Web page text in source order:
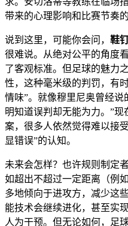
带来的心理影响和比赛节奏的
说到这里，可能你会问，​ 鞋
很难说。从绝对公平的角度
了客观标准。但足球的魅力
性，这种毫米级的判罚，有
情味”。就像穆里尼奥曾经
明知道误判却无能为力。”
案，很多人依然觉得难以接
显错误”的认知。
未来会怎样？也许规则制定
如超出不超过一定距离（例
多地倾向于进攻方，减少这
能技术会继续进化，甚至实
人为干预。但无论如何，足